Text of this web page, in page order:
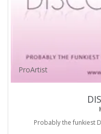
ProArtist
Probably the funkiest